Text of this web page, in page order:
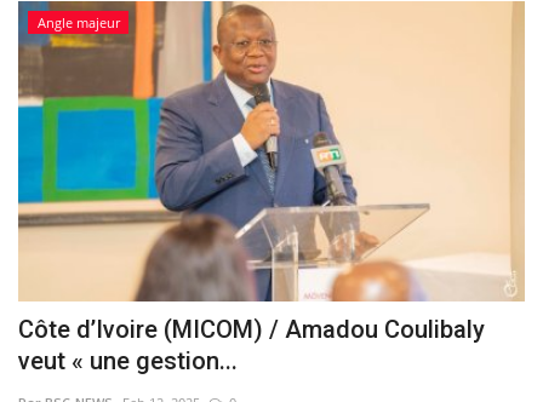
Sublimes cerveaux
Sport
Autr'Actu
Angle majeur
Côte d’Ivoire (MICOM) / Amadou Coulibaly
veut « une gestion...